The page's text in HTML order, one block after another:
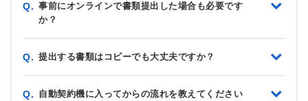
Q. 事前にオンラインで書類提出した場合も必要です
か？
Q. 提出する書類はコピーでも大丈夫ですか？
Q. 自動契約機に入ってからの流れを教えてください